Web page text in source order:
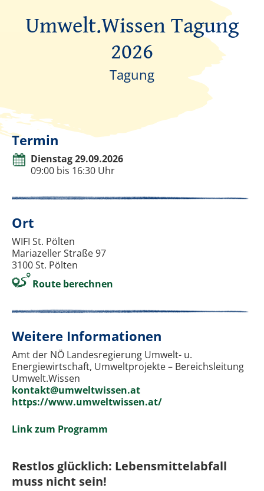
Umwelt.Wissen Tagung
2026
Tagung
Termin
Dienstag 29.09.2026
09:00 bis 16:30 Uhr
Ort
WIFI St. Pölten
Mariazeller Straße 97
3100 St. Pölten
Route berechnen
Weitere Informationen
Amt der NÖ Landesregierung Umwelt- u.
Energiewirtschaft, Umweltprojekte – Bereichsleitung
Umwelt.Wissen
kontakt@umweltwissen.at
https://www.umweltwissen.at/
Link zum Programm
Restlos glücklich: Lebensmittelabfall
muss nicht sein!